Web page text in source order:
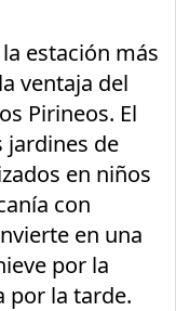
estación más
ventaja del
Pirineos. El
jardines de
en niños
con
en una
por la
por la tarde.